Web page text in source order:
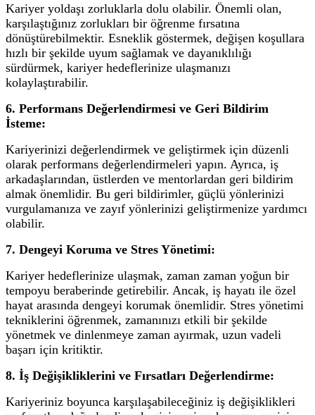
Kariyer yoldaşı zorluklarla dolu olabilir. Önemli olan,
karşılaştığınız zorlukları bir öğrenme fırsatına
dönüştürebilmektir. Esneklik göstermek, değişen koşullara
hızlı bir şekilde uyum sağlamak ve dayanıklılığı
sürdürmek, kariyer hedeflerinize ulaşmanızı
kolaylaştırabilir.
6. Performans Değerlendirmesi ve Geri Bildirim
İsteme:
Kariyerinizi değerlendirmek ve geliştirmek için düzenli
olarak performans değerlendirmeleri yapın. Ayrıca, iş
arkadaşlarından, üstlerden ve mentorlardan geri bildirim
almak önemlidir. Bu geri bildirimler, güçlü yönlerinizi
vurgulamanıza ve zayıf yönlerinizi geliştirmenize yardımcı
olabilir.
7. Dengeyi Koruma ve Stres Yönetimi:
Kariyer hedeflerinize ulaşmak, zaman zaman yoğun bir
tempoyu beraberinde getirebilir. Ancak, iş hayatı ile özel
hayat arasında dengeyi korumak önemlidir. Stres yönetimi
tekniklerini öğrenmek, zamanınızı etkili bir şekilde
yönetmek ve dinlenmeye zaman ayırmak, uzun vadeli
başarı için kritiktir.
8. İş Değişikliklerini ve Fırsatları Değerlendirme:
Kariyeriniz boyunca karşılaşabileceğiniz iş değişiklikleri